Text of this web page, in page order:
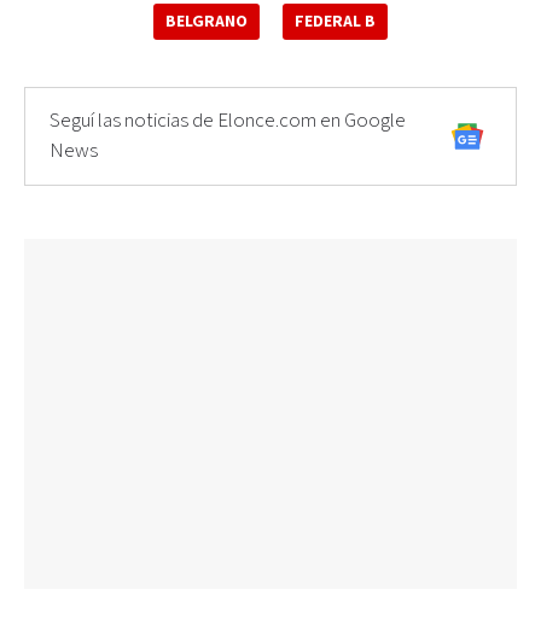
BELGRANO FEDERAL B
Seguí las noticias de Elonce.com en Google
News